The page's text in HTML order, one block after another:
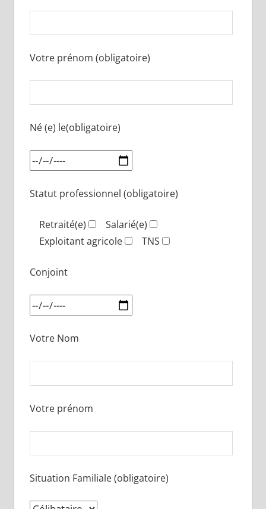
Votre prénom (obligatoire)
Né (e) le(obligatoire)
Statut professionnel (obligatoire)
Retraité(e)
Salarié(e)
Exploitant agricole
TNS
Conjoint
Votre Nom
Votre prénom
Situation Familiale (obligatoire)